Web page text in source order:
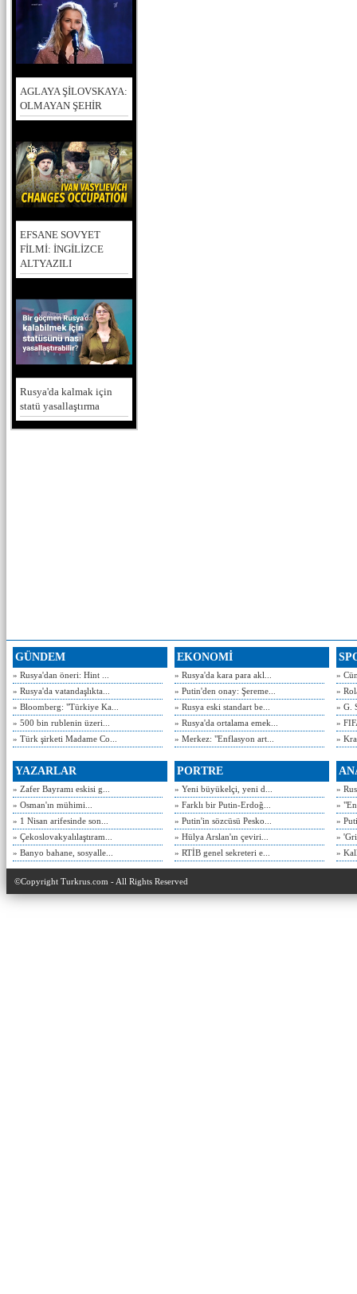
AGLAYA ŞİLOVSKAYA:
OLMAYAN ŞEHİR
EFSANE SOVYET
FİLMİ: İNGİLİZCE
ALTYAZILI
Rusya'da kalmak için
statü yasallaştırma
GÜNDEM
» Rusya'dan öneri: Hint ...
» Rusya'da vatandaşlıkta...
» Bloomberg: "Türkiye Ka...
» 500 bin rublenin üzeri...
» Türk şirketi Madame Co...
EKONOMİ
» Rusya'da kara para akl...
» Putin'den onay: Şereme...
» Rusya eski standart be...
» Rusya'da ortalama emek...
» Merkez: "Enflasyon art...
»
»
» G.
»
»
YAZARLAR
» Zafer Bayramı eskisi g...
» Osman'ın mühimi...
» 1 Nisan arifesinde son...
» Çekoslovakyalılaştıram...
» Banyo bahane, sosyalle...
PORTRE
» Yeni büyükelçi, yeni d...
» Farklı bir Putin-Erdoğ...
» Putin'in sözcüsü Pesko...
» Hülya Arslan'ın çeviri...
» RTİB genel sekreteri e...
»
»
»
»
»
©Copyright Turkrus.com - All Rights Reserved